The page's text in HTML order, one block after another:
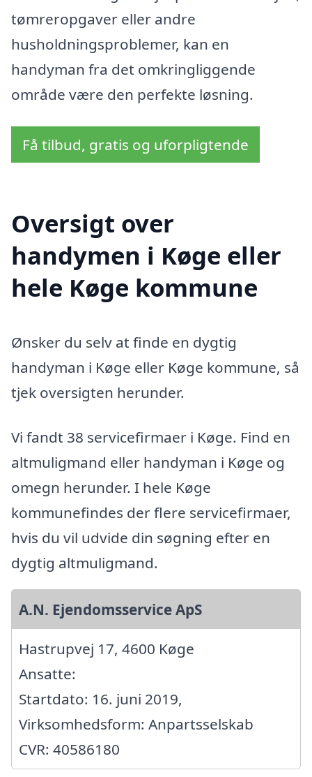
tømreropgaver eller andre
husholdningsproblemer, kan en
handyman fra det omkringliggende
område være den perfekte løsning.
Få tilbud, gratis og uforpligtende
Oversigt over
handymen i Køge eller
hele Køge kommune
Ønsker du selv at finde en dygtig
handyman i Køge eller Køge kommune, så
tjek oversigten herunder.
Vi fandt 38 servicefirmaer i Køge. Find en
altmuligmand eller handyman i Køge og
omegn herunder. I hele Køge
kommunefindes der flere servicefirmaer,
hvis du vil udvide din søgning efter en
dygtig altmuligmand.
A.N. Ejendomsservice ApS
Hastrupvej 17, 4600 Køge
Ansatte:
Startdato: 16. juni 2019,
Virksomhedsform: Anpartsselskab
CVR: 40586180